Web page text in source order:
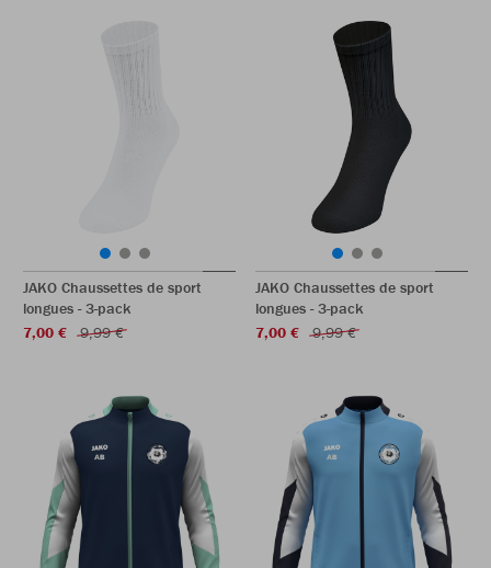
JAKO Chaussettes de sport
longues - 3-pack
7,00 €
9,99 €
JAKO Chaussettes de sport
longues - 3-pack
7,00 €
9,99 €